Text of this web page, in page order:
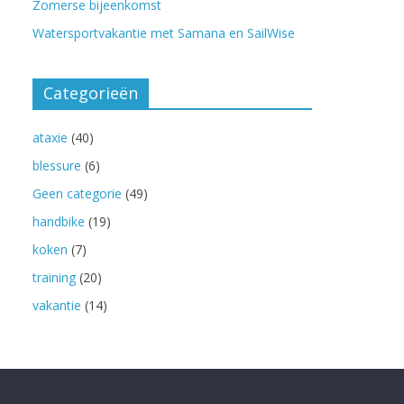
Zomerse bijeenkomst
Watersportvakantie met Samana en SailWise
Categorieën
ataxie (40)
blessure (6)
Geen categorie (49)
handbike (19)
koken (7)
training (20)
vakantie (14)